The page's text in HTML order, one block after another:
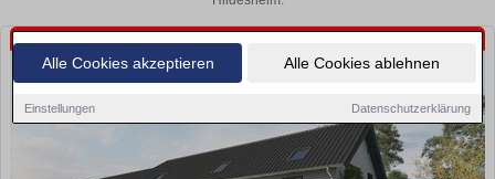
Alle Cookies akzeptieren Alle Cookies ablehnen
Einstellungen Datenschutzerklärung